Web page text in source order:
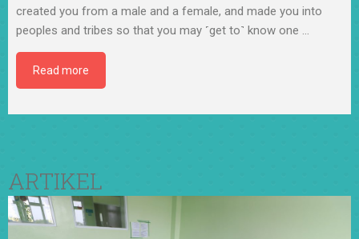
created you from a male and a female, and made you into
peoples and tribes so that you may ˹get to˺ know one …
Read more
ARTIKEL